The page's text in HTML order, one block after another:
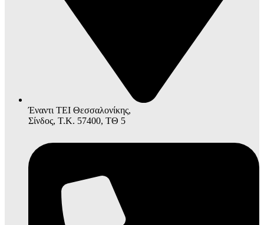
Έναντι ΤΕΙ Θεσσαλονίκης,
Σίνδος, Τ.Κ. 57400, ΤΘ 5